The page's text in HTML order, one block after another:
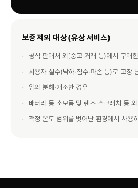
보증 제외 대상 (유상 서비스)
공식 판매처 외(중고 거래 등)에서 구매
사용자 실수(낙하·침수·파손 등)로 고장
임의 분해·개조한 경우
배터리 등 소모품 및 렌즈 스크래치 등
적정 온도 범위를 벗어난 환경에서 사용